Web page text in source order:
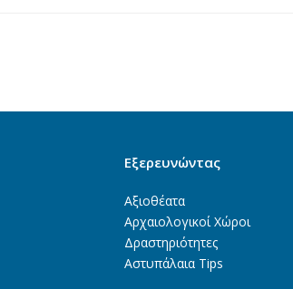
Εξερευνώντας
Αξιοθέατα
Αρχαιολογικοί Χώροι
Δραστηριότητες
Αστυπάλαια Tips